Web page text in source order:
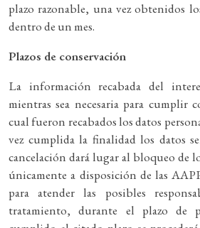
plazo razonable, una vez obtenidos
dentro de un mes.
Plazos de conservación
La información recabada del
mientras sea necesaria para cumplir
cual fueron recabados los datos
vez cumplida la finalidad los datos
cancelación dará lugar al bloqueo de
únicamente a disposición de las
para atender las posibles
tratamiento, durante el plazo de